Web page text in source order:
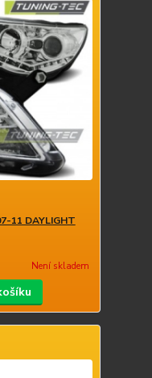
11 DAYLIGHT
Není skladem